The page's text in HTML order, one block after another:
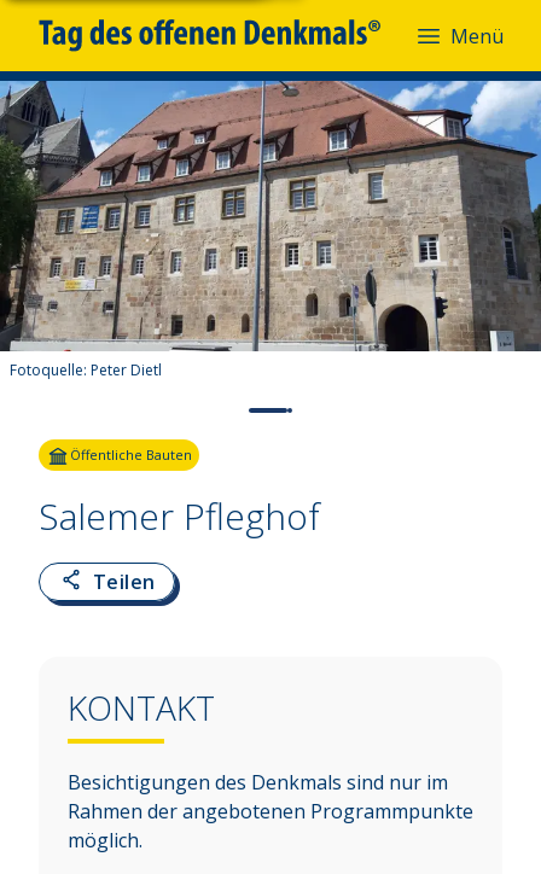
Menü
Fotoquelle: Peter Dietl
Öffentliche Bauten
Salemer Pfleghof
Teilen
KONTAKT
Besichtigungen des Denkmals sind nur im
Rahmen der angebotenen Programmpunkte
möglich.